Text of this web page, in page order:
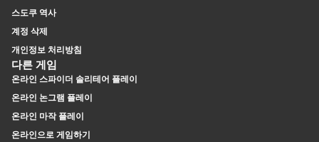
스도쿠 역사
계정 삭제
개인정보 처리방침
다른 게임
온라인 스파이더 솔리테어 플레이
온라인 논그램 플레이
온라인 마작 플레이
온라인으로 게임하기